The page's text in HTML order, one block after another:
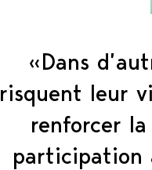
«Dans
risquent leur
renforcer
participation